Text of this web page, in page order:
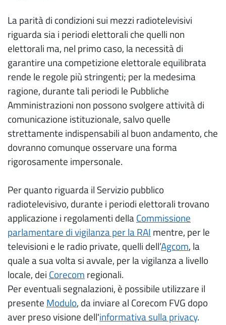
La parità di condizioni sui mezzi radiotelevisivi
riguarda sia i periodi elettorali che quelli non
elettorali ma, nel primo caso, la necessità di
garantire una competizione elettorale equilibrata
rende le regole più stringenti; per la medesima
ragione, durante tali periodi le Pubbliche
Amministrazioni non possono svolgere attività di
comunicazione istituzionale, salvo quelle
strettamente indispensabili al buon andamento, che
dovranno comunque osservare una forma
rigorosamente impersonale.
Per quanto riguarda il Servizio pubblico
radiotelevisivo, durante i periodi elettorali trovano
applicazione i regolamenti dellaCommissione
parlamentare di vigilanza per la RAI mentre, per le
televisioni e le radio private, quelli dell’Agcom, la
quale a sua volta si avvale, per la vigilanza a livello
locale, dei Corecom regionali.
Per eventuali segnalazioni, è possibile utilizzare il
presente Modulo, da inviare al Corecom FVG dopo
aver preso visione dell'informativa sulla privacy.